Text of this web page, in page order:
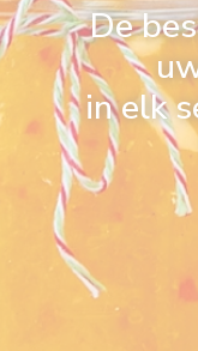
De
in elk